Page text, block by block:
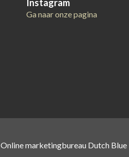
Instagram
Ga naar onze pagina
Online marketingbureau Dutch Blue